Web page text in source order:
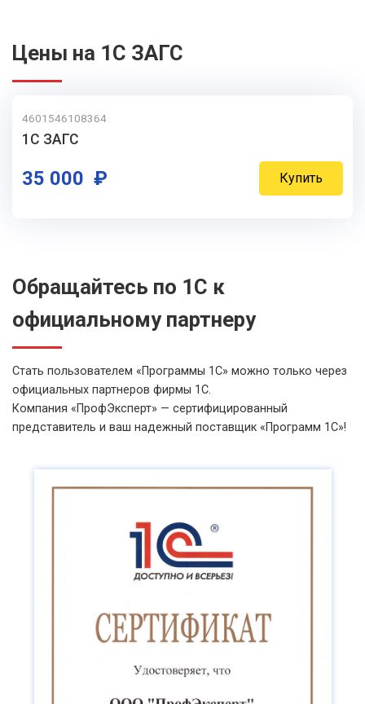
Цены на 1С ЗАГС
4601546108364
1С ЗАГС
35 000 ₽ Купить
Обращайтесь по 1С к
официальному партнеру
Стать пользователем «Программы 1С» можно только через
официальных партнеров фирмы 1С.
Компания «ПрофЭксперт» — сертифицированный
представитель и ваш надежный поставщик «Программ 1С»!